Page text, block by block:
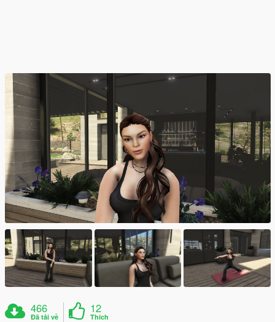
466
Đã tải về
12
Thích